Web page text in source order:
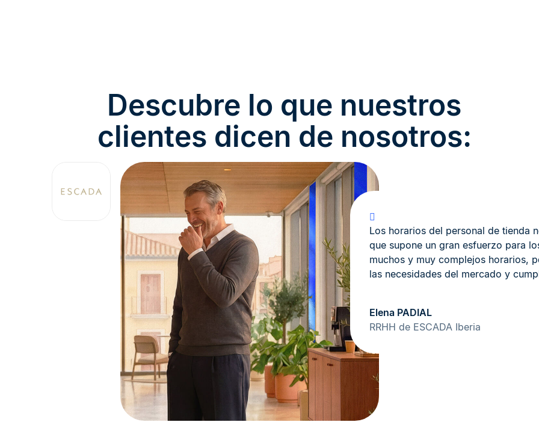
Descubre lo que nuestros
clientes dicen de nosotros:
Los horarios del personal de tienda
que supone un gran esfuerzo para
muchos y muy complejos horarios,
las necesidades del mercado y
Elena PADIAL
RRHH de ESCADA Iberia